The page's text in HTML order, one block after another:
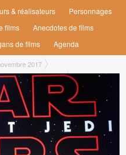
& réalisateurs
Personnages
films
Anecdotes de films
de films Agenda
2017
et une série télé live